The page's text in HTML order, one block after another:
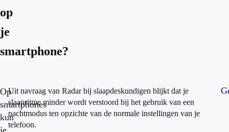
op
je
smartphone?
Op
smartphones
kun
je
Uit navraag van Radar bij slaapdeskundigen blijkt dat je
slaapritme minder wordt verstoord bij het gebruik van een
nachtmodus ten opzichte van de normale instellingen van je
telefoon.